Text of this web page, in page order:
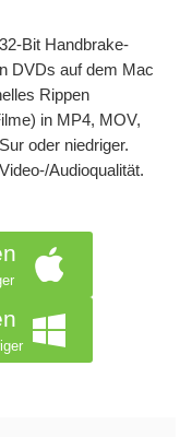
Bit Handbrake-
DVDs auf dem Mac
Rippen
in MP4, MOV,
oder niedriger.
Audioqualität.